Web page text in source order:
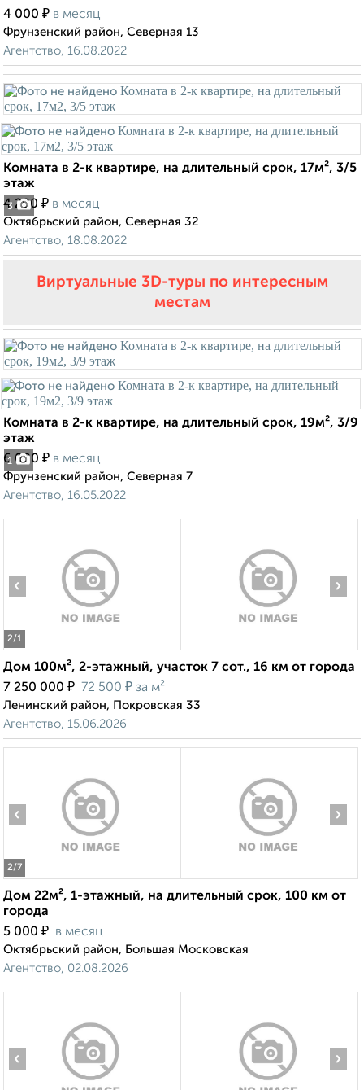
4 000 ₽ в месяц
Фрунзенский район, Северная 13
Агентство, 16.08.2022
3
Комната в 2-к квартире, на длительный срок, 17м², 3/5
этаж
4 200 ₽ в месяц
Октябрьский район, Северная 32
Агентство, 18.08.2022
Виртуальные 3D-туры по интересным
местам
1
Комната в 2-к квартире, на длительный срок, 19м², 3/9
этаж
6 000 ₽ в месяц
Фрунзенский район, Северная 7
Агентство, 16.05.2022
2/1
‹ ›
Дом 100м², 2-этажный, участок 7 сот., 16 км от города
7 250 000 ₽ 72 500 ₽ за м²
Ленинский район, Покровская 33
Агентство, 15.06.2026
2/7
‹ ›
Дом 22м², 1-этажный, на длительный срок, 100 км от
города
5 000 ₽ в месяц
Октябрьский район, Большая Московская
Агентство, 02.08.2026
‹ ›